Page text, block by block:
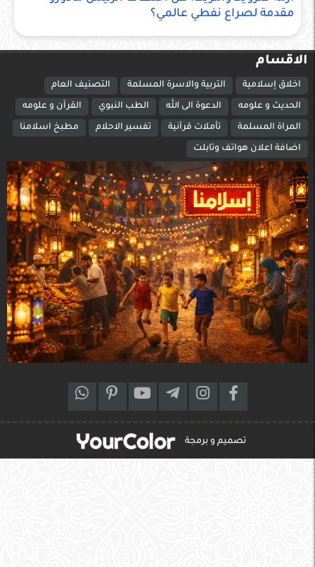
مقدمة لصراع نفطي عالمي؟
الاقسام
اخلاق إسلامية التربية والاسرة المسلمة التصنيف العام
الحديث و علومه الدعوة الى الله الطب النبوي القرآن و علومه
المراة المسلمة تأملات قرآنية تفسير الاحلام مطبخ اسلامنا
اضافة اعلان هواتف وتابلت
تصميم و برمجة